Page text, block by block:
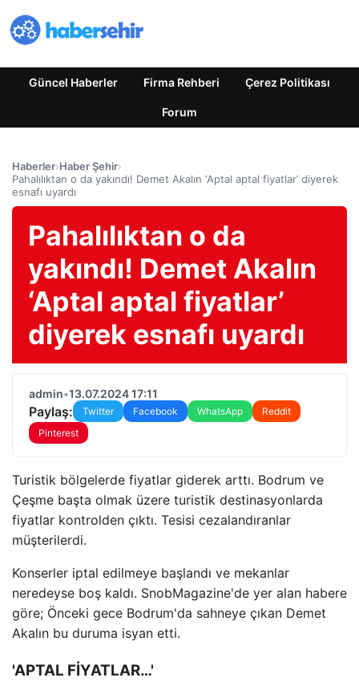
Güncel Haberler Firma Rehberi Çerez Politikası
Forum
Haberler›Haber Şehir›
Pahalılıktan o da yakındı! Demet Akalın ‘Aptal aptal fiyatlar’ diyerek
esnafı uyardı
Pahalılıktan o da
yakındı! Demet Akalın
‘Aptal aptal fiyatlar’
diyerek esnafı uyardı
admin•13.07.2024 17:11
Paylaş: Twitter Facebook WhatsApp
Reddit
Pinterest
Turistik bölgelerde fiyatlar giderek arttı. Bodrum ve
Çeşme başta olmak üzere turistik destinasyonlarda
fiyatlar kontrolden çıktı. Tesisi cezalandıranlar
müşterilerdi.
Konserler iptal edilmeye başlandı ve mekanlar
neredeyse boş kaldı. SnobMagazine'de yer alan habere
göre; Önceki gece Bodrum'da sahneye çıkan Demet
Akalın bu duruma isyan etti.
'APTAL FİYATLAR…'